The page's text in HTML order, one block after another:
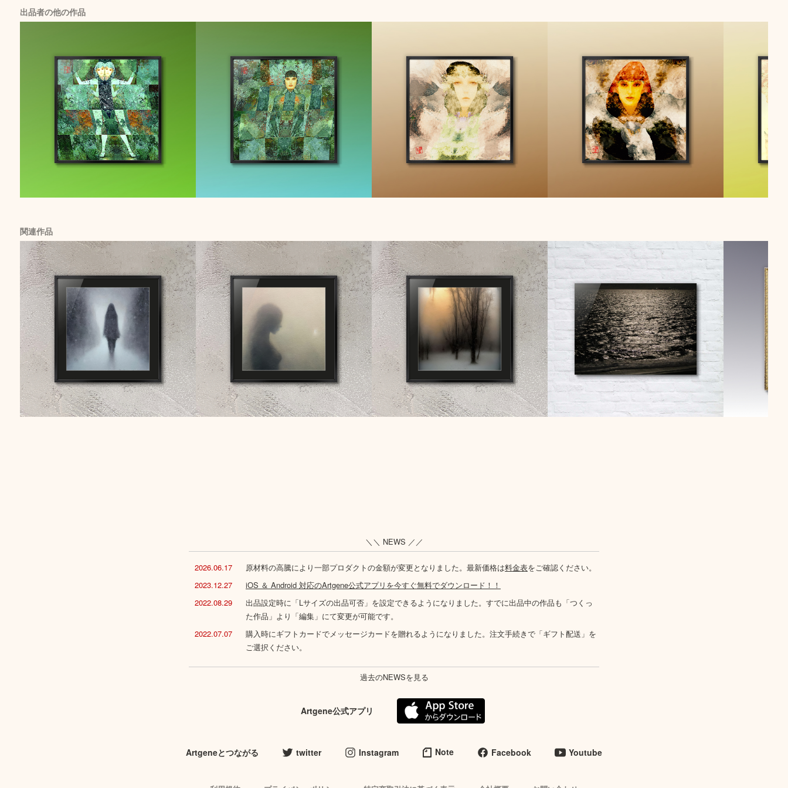
出品者の他の作品
関連作品
＼＼ NEWS ／／
2026.06.17 原材料の高騰により一部プロダクトの金額が変更となりました。最新価格は料金表をご確認ください。
2023.12.27
iOS ＆ Android 対応のArtgene公式アプリを今すぐ無料でダウンロード！！
2022.08.29
出品設定時に「Lサイズの出品可否」を設定できるようになりました。すでに出品中の作品も「つくっ
た作品」より「編集」にて変更が可能です。
2022.07.07
購入時にギフトカードでメッセージカードを贈れるようになりました。注文手続きで「ギフト配送」を
ご選択ください。
過去のNEWSを見る
Artgene公式アプリ
Artgeneとつながる twitter Instagram Note Facebook Youtube